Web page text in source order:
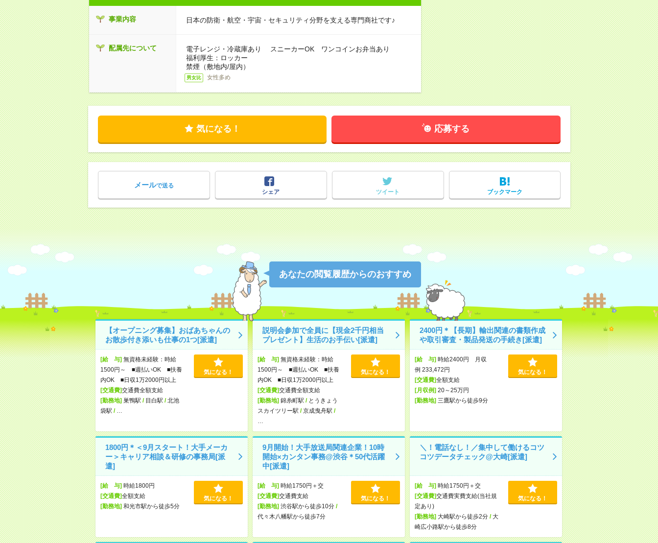
事業内容 日本の防衛・航空・宇宙・セキュリティ分野を支える専門商社です♪
配属先について
電子レンジ・冷蔵庫あり スニーカーOK ワンコインお弁当あり
福利厚生：ロッカー
禁煙（敷地内/屋内）
男女比 女性多め
気になる！ 応募する
メールで送る
シェア
ツイート ブックマーク
あなたの閲覧履歴からのおすすめ
【オープニング募集】おばあちゃんの
お散歩付き添いも仕事の1つ[派遣]
[給 与]無資格未経験：時給
1500円～ ■週払いOK ■扶養
内OK ■日収1万2000円以上
[交通費]交通費全額支給
[勤務地]巣鴨駅 / 目白駅 /北池
袋駅 /
気になる！
説明会参加で全員に【現金2千円相当
プレゼント】生活のお手伝い[派遣]
[給 与]無資格未経験：時給
1500円～ ■週払いOK ■扶養
内OK ■日収1万2000円以上
[交通費]交通費全額支給
[勤務地]錦糸町駅 / とうきょう
スカイツリー駅 /京成曳舟駅 /
気になる！
2400円＊【長期】輸出関連の書類作成
や取引審査・製品発送の手続き[派遣]
[給 与]時給2400円 月収
例 233,472円
[交通費]全額支給
[月収例]20～25万円
[勤務地]三鷹駅から徒歩9分
気になる！
1800円＊＜9月スタート！大手メーカ
ー＞キャリア相談＆研修の事務局[派
遣]
[給 与]時給1800円
[交通費]全額支給
[勤務地]和光市駅から徒歩5分
気になる！
9月開始！大手放送局関連企業！10時
開始×カンタン事務@渋谷＊50代活躍
中[派遣]
[給 与]時給1750円＋交
[交通費]交通費支給
[勤務地]渋谷駅から徒歩10分/
代々木八幡駅から徒歩7分
気になる！
＼！電話なし！／集中して働けるコツ
コツデータチェック@大崎[派遣]
[給 与]時給1750円＋交
[交通費]交通費実費支給(当社規
定あり)
[勤務地]大崎駅から徒歩2分/ 大
崎広小路駅から徒歩8分
気になる！